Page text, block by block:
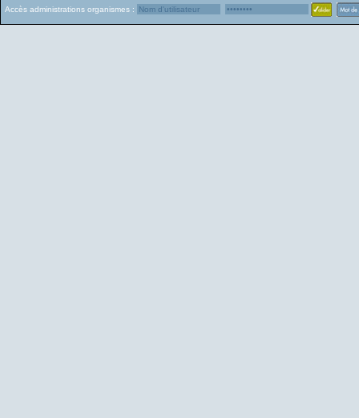
Accès administrations organismes :